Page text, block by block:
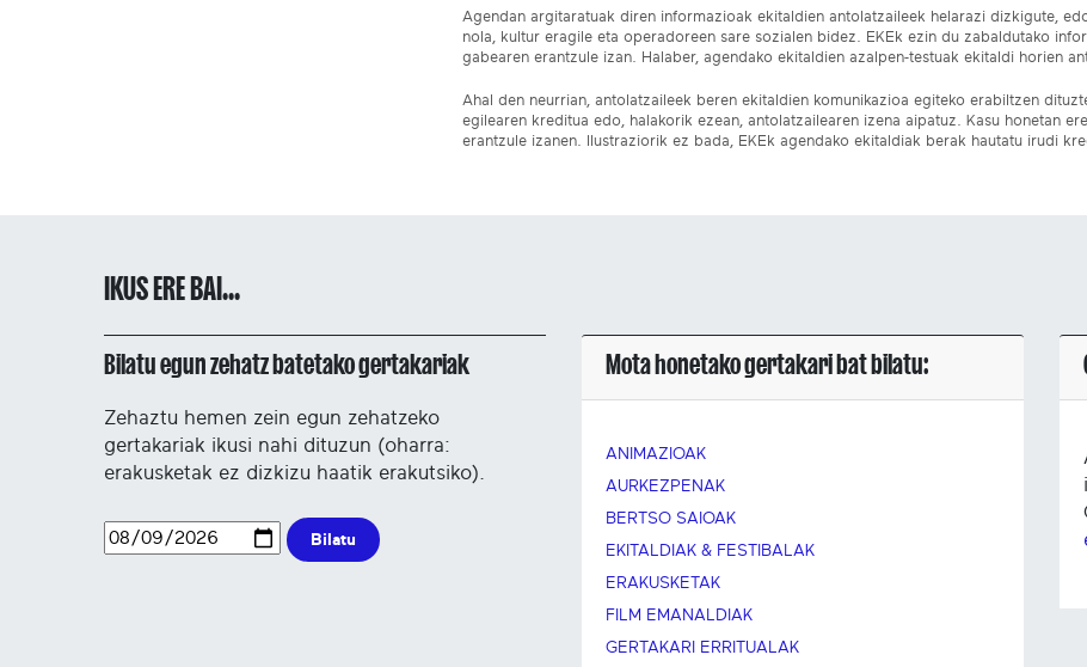
Agendan argitaratuak diren informazioak ekitaldien antolatzaileek helarazi dizkigute,
nola, kultur eragile eta operadoreen sare sozialen bidez. EKEk ezin du zabaldutako
gabearen erantzule izan. Halaber, agendako ekitaldien azalpen-testuak ekitaldi horien
Ahal den neurrian, antolatzaileek beren ekitaldien komunikazioa egiteko erabiltzen
egilearen kreditua edo, halakorik ezean, antolatzailearen izena aipatuz. Kasu honetan
erantzule izanen. Ilustraziorik ez bada, EKEk agendako ekitaldiak berak hautatu irudi
IKUS ERE BAI...
Bilatu egun zehatz batetako gertakariak
Zehaztu hemen zein egun zehatzeko
gertakariak ikusi nahi dituzun (oharra:
erakusketak ez dizkizu haatik erakutsiko).
Bilatu
Mota honetako gertakari bat bilatu:
ANIMAZIOAK
AURKEZPENAK
BERTSO SAIOAK
EKITALDIAK & FESTIBALAK
ERAKUSKETAK
FILM EMANALDIAK
GERTAKARI ERRITUALAK